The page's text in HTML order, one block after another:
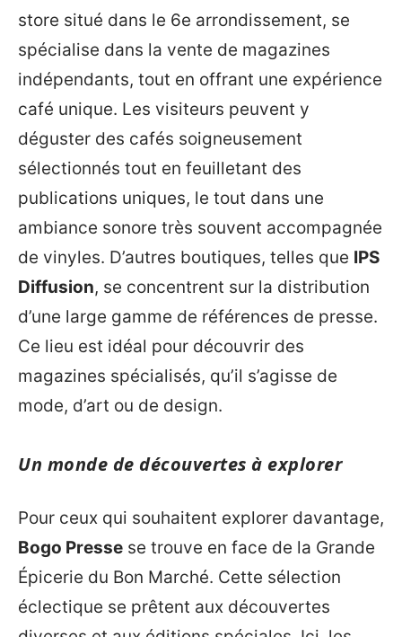
store situé dans le 6e arrondissement, se
spécialise dans la vente de magazines
indépendants, tout en offrant une expérience
café unique. Les visiteurs peuvent y
déguster des cafés soigneusement
sélectionnés tout en feuilletant des
publications uniques, le tout dans une
ambiance sonore très souvent accompagnée
de vinyles. D’autres boutiques, telles que IPS
Diffusion, se concentrent sur la distribution
d’une large gamme de références de presse.
Ce lieu est idéal pour découvrir des
magazines spécialisés, qu’il s’agisse de
mode, d’art ou de design.
Un monde de découvertes à explorer
Pour ceux qui souhaitent explorer davantage,
Bogo Presse se trouve en face de la Grande
Épicerie du Bon Marché. Cette sélection
éclectique se prêtent aux découvertes